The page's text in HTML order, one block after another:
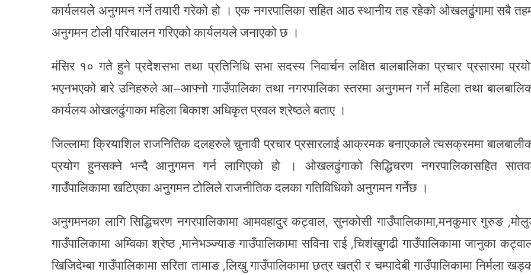
कार्यलयले अनुगमन गर्ने तयारी गरेको हो । एक नगरपालिका सहित आठ स्थानीय तह रहेको ओखलढुंगामा सबै
अनुगमन टोली परिचालन गरिएको कार्यलयले जनाएको छ ।
मंसिर १० गते हुने प्रदेशसभा तथा प्रतिनिधि सभा सदस्य निवार्चन लक्षित बालबालिका प्रचार प्रसारमा
भएनभएको बारे उनिहरुले आ–आफ्नो गाउँपालिका तथा नगरपालिका स्तरमा अनुगमन गर्ने महिला तथा
कार्यलय ओखलढुंगाका महिला बिकाश अधिकृत प्रवल श्रेष्ठले बताए ।
जिल्लामा क्रियाशिल राजनितिक दलहरुले चुनावी प्रचार प्रसारलाई आक्रमक बनाएकाले त्यसक्रममा
प्रयोग हुनसक्ने भन्दै आनुगमन गर्न लागिएको हो । ओखलढुंगाको सिद्धिचरण नगरपालिकासहित
गाउँपालिकामा खटिएका अनुगमन टोलिले राजनीतिक दलका गतिविधिको अनुगमन गर्नेछ ।
अनुगमनका लागि सिद्धिचरण नगरपालिकामा आमवहादुर कट्वाल, सुनकोसी गाउँपालिकामा,मनकुमार गुरुङ
गाउँपालिकामा अम्विका श्रेष्ठ ,मानेभञ्ज्याङ गाउँपालिकामा सविना राई ,चिशंखुगढी गाउँपालिकामा जानुका
खिजिदेम्बा गाउँपालिकामा सरिता तामाङ ,लिखु गाउँपालिकामा छत्र खत्री र चम्पादेबी गाउँपालिकामा निर्मला